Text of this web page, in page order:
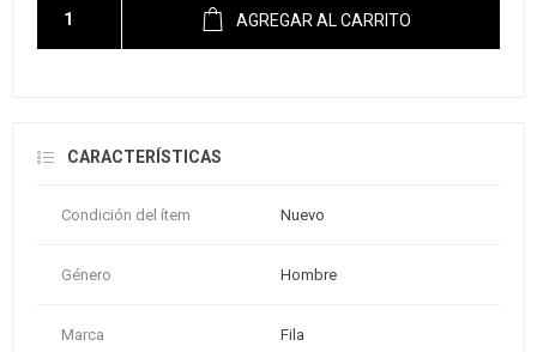
AGREGAR AL CARRITO
CARACTERÍSTICAS
Condición del ítem Nuevo
Género Hombre
Marca Fila